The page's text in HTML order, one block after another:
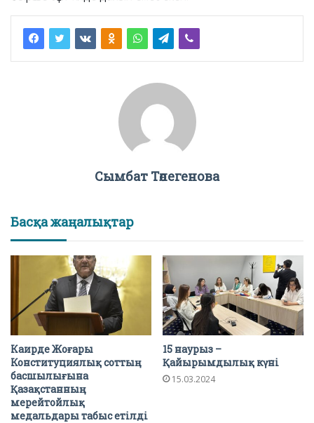
Сымбат Төлегенова
Басқа жаңалықтар
Каирде Жоғары
Конституциялық соттың
басшылығына
Қазақстанның
мерейтойлық
медальдары табыс етілді
15 наурыз –
Қайырымдылық күні
15.03.2024